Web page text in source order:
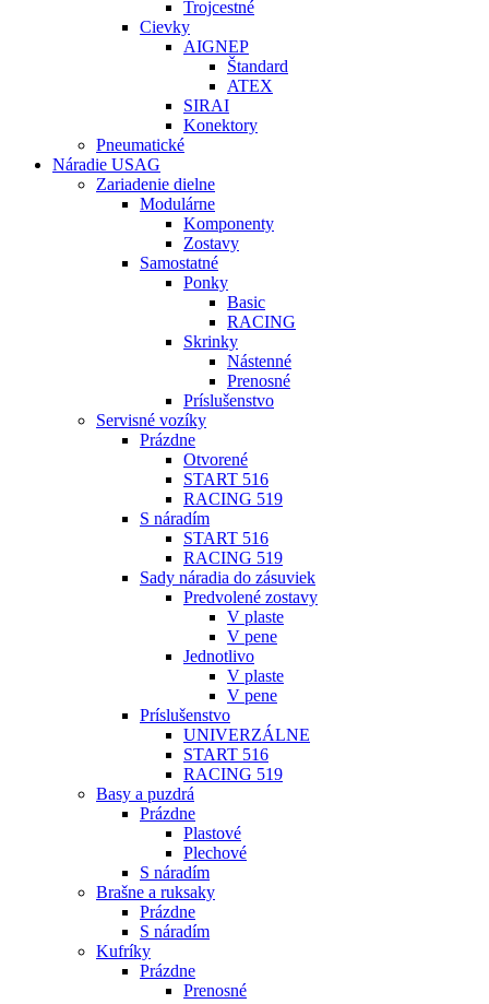
Trojcestné
Cievky
AIGNEP
Štandard
ATEX
SIRAI
Konektory
Pneumatické
Náradie USAG
Zariadenie dielne
Modulárne
Komponenty
Zostavy
Samostatné
Ponky
Basic
RACING
Skrinky
Nástenné
Prenosné
Príslušenstvo
Servisné vozíky
Prázdne
Otvorené
START 516
RACING 519
S náradím
START 516
RACING 519
Sady náradia do zásuviek
Predvolené zostavy
V plaste
V pene
Jednotlivo
V plaste
V pene
Príslušenstvo
UNIVERZÁLNE
START 516
RACING 519
Basy a puzdrá
Prázdne
Plastové
Plechové
S náradím
Brašne a ruksaky
Prázdne
S náradím
Kufríky
Prázdne
Prenosné